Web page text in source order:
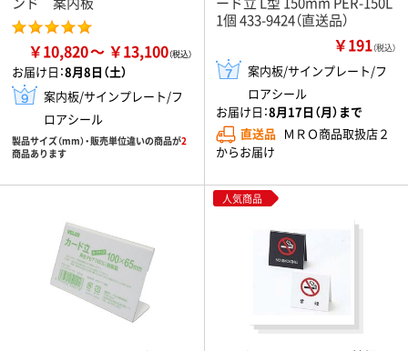
￥10,820 ￥13,100
お届け日：8月8日（土）
案内板/サインプレート/フ
ロアシール
製品サイズ（mm）・販売単位違いの商品が2
商品あります
1個 433-9424（直送品）
￥191（税込）
案内板/サインプレート/フ
ロアシール
お届け日：8月17日（月）まで
直送品 ＭＲＯ商品取扱店２
からお届け
人気商品